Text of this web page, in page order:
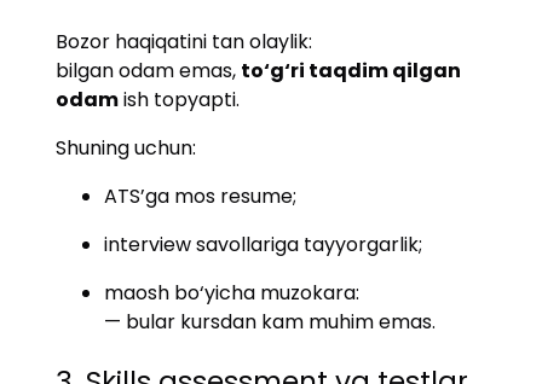
Bozor haqiqatini tan olaylik:
bilgan odam emas, to‘g‘ri taqdim qilgan
odamish topyapti.
Shuning uchun:
ATS’ga mos resume;
interview savollariga tayyorgarlik;
maosh bo‘yicha muzokara:
— bular kursdan kam muhim emas.